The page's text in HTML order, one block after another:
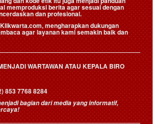
memproduksi berita agar sesuai dengan
dan profesional.
mengharapkan dukungan
agar layanan kami semakin baik dan
WARTAWAN ATAU KEPALA BIRO
853 7768 8284
bagian dari media yang informatif,